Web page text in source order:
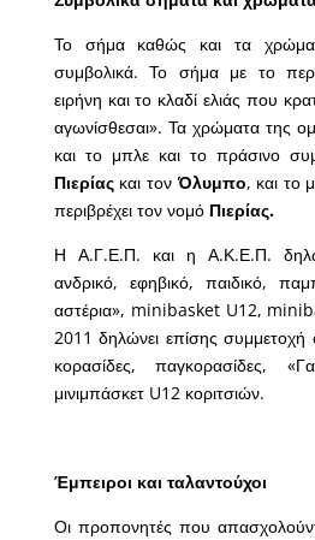
Το σήμα καθώς και τα
συμβολικά. Το σήμα με το
ειρήνη και το κλαδί ελιάς που
αγωνίσθεσαι». Τα χρώματα της
και το μπλε και το πράσινο
Πιερίαςκαι τονΌλυμπο, και το
περιβρέχει τον νομό Πιερίας.
Η Α.Γ.Ε.Π. και η Α.Κ.Ε.Π.
ανδρικό, εφηβικό, παιδικό,
αστέρια», minibasket U12,
2011 δηλώνει επίσης συμμετοχή
κορασίδες, παγκορασίδες,
μινιμπάσκετ U12 κοριτσιών.
Έμπειροι και ταλαντούχοι
Οι προπονητές που